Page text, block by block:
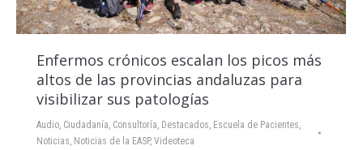
Enfermos crónicos escalan los picos más
altos de las provincias andaluzas para
visibilizar sus patologías
Audio, Ciudadanía, Consultoría, Destacados, Escuela de Pacientes,
Noticias, Noticias de la EASP, Videoteca